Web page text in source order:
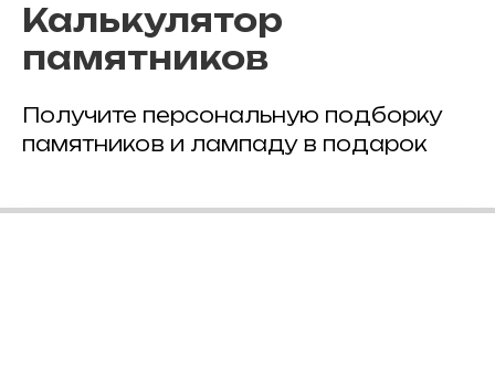
Калькулятор
памятников
Получите персональную подборку
памятников и лампаду в подарок